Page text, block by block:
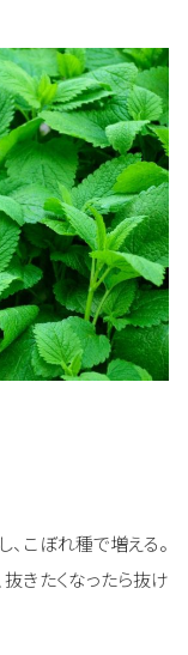
こぼれ種で増える。
きたくなったら抜け